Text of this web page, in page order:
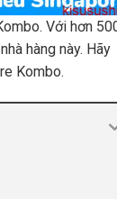
Với hơn
hàng này. Hãy
Kombo.